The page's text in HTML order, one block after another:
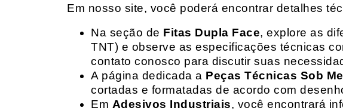
Em nosso site, você poderá encontrar detalhes
Na seção de Fitas Dupla Face, explore as
TNT) e observe as especificações técnicas
contato conosco para discutir suas
A página dedicada a Peças Técnicas Sob
cortadas e formatadas de acordo com
Em Adesivos Industriais, você encontrará